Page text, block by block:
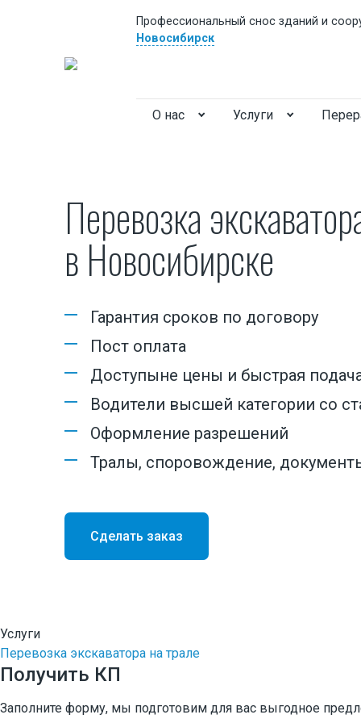
Профессиональный снос зданий и
Новосибирск
О нас Услуги
Вакансии
Водитель трала
Водитель Самосвала
Машинист экскаватора на гидравлических
Скачать презентацию (в ПДФ)
Демонтаж элеваторов
Перевозка
в Новосибирске
Гарантия сроков по договору
Пост оплата
Доступыне цены и быстрая
Водители высшей категории со
Оформление разрешений
Тралы, cпоровождение,
Сделать заказ
Услуги
Перевозка экскаватора на трале
Получить КП
Заполните форму, мы подготовим для вас выгодное